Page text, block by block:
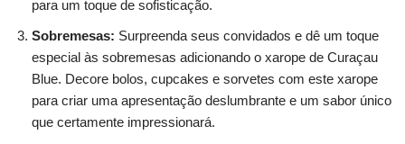
para um toque de sofisticação.
Sobremesas: Surpreenda seus convidados e dê um toque
especial às sobremesas adicionando o xarope de Curaçau
Blue. Decore bolos, cupcakes e sorvetes com este xarope
para criar uma apresentação deslumbrante e um sabor único
que certamente impressionará.